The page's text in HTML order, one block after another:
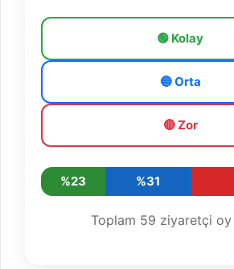
🟢 Kolay
🔵 Orta
🔴 Zor
%23 %31
Toplam 59 ziyaretçi oy